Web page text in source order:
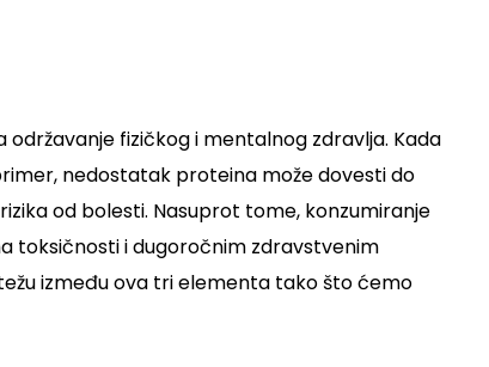
fizičkog i mentalnog zdravlja. Kada
nedostatak proteina može dovesti do
od bolesti. Nasuprot tome, konzumiranje
toksičnosti i dugoročnim zdravstvenim
između ova tri elementa tako što ćemo